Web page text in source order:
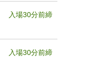
入場30分前締
入場30分前締